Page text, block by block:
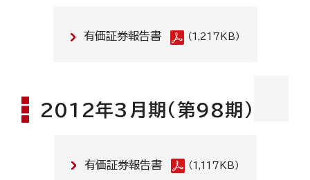
有価証券報告書 （1,217KB）
2012年3月期(第98期)
有価証券報告書 （1,117KB）